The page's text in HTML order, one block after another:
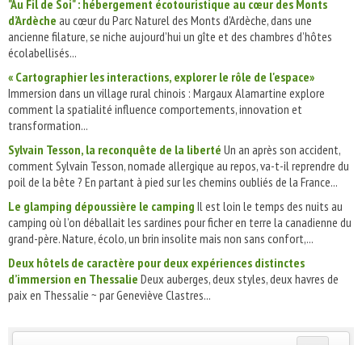
"Au Fil de Soi" : hébergement écotouristique au cœur des Monts
d’Ardèche au cœur du Parc Naturel des Monts d’Ardèche, dans une
ancienne filature, se niche aujourd’hui un gîte et des chambres d’hôtes
écolabellisés...
« Cartographier les interactions, explorer le rôle de l'espace»
Immersion dans un village rural chinois : Margaux Alamartine explore
comment la spatialité influence comportements, innovation et
transformation...
Sylvain Tesson, la reconquête de la liberté Un an après son accident,
comment Sylvain Tesson, nomade allergique au repos, va-t-il reprendre du
poil de la bête ? En partant à pied sur les chemins oubliés de la France...
Le glamping dépoussière le camping Il est loin le temps des nuits au
camping où l’on déballait les sardines pour ficher en terre la canadienne du
grand-père. Nature, écolo, un brin insolite mais non sans confort,...
Deux hôtels de caractère pour deux expériences distinctes
d’immersion en Thessalie Deux auberges, deux styles, deux havres de
paix en Thessalie ~ par Geneviève Clastres...